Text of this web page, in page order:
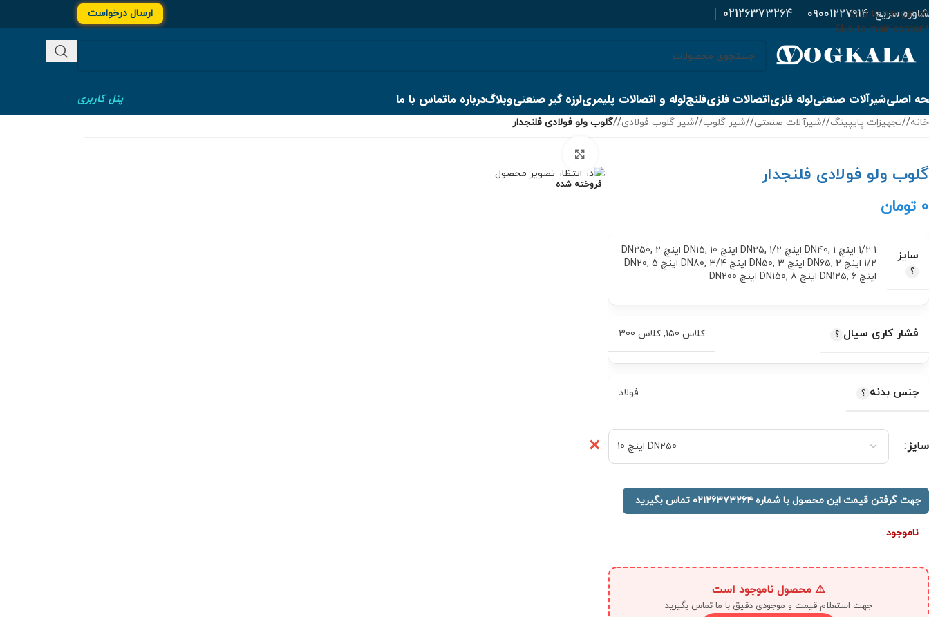
Skip to navigation
Skip to main content
سریع:۰۹۰۰۱۲۲۷۹۱۴ 02126373264 ارسال درخواست
اصلیشیرآلات صنعتیلوله فلزیاتصالات فلزیفلنجلوله و اتصالات پلیمریلرزه گیر صنعتیوبلاگدرباره ماتماس با ما پنل کاربری
خانه/ تجهیزات پایپینگ/ شیرآلات صنعتی/ شیر گلوب/ شیر گلوب فولادی/ گلوب ولو فولادی فلنجدار
فروخته شده گلوب ولو فولادی فلنجدار
0 تومان
سایز 1 1/2 اینچ DN40 , 1 اینچ DN25 , 1/2 اینچ DN15 , 10 اینچ DN250 , 2
1/2 اینچ DN65
, 2 اینچ DN50 , 3 اینچ DN80 , 3/4 اینچ DN20 , 5
اینچ DN125
, 6 اینچ DN150 , 8 اینچ DN200
فشار کاری سیال کلاس 150 ,کلاس 300
جنس بدنه فولاد
سایز
جهت گرفتن قیمت این محصول با شماره ۰۲۱۲۶۳۷۳۲۶۴ تماس بگیرید
ناموجود
⚠️ محصول ناموجود است
جهت استعلام قیمت و موجودی دقیق با ما تماس بگیرید